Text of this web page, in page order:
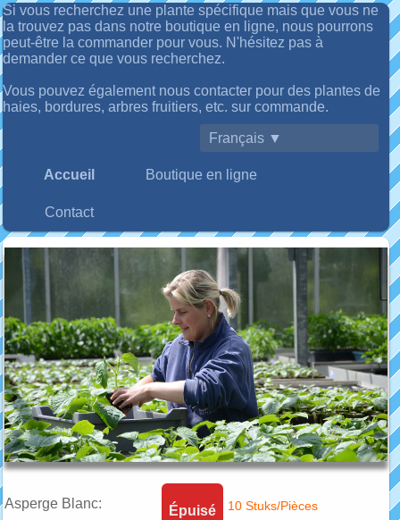
Si vous recherchez une plante spécifique mais que vous ne
la trouvez pas dans notre boutique en ligne, nous pourrons
peut-être la commander pour vous. N'hésitez pas à
demander ce que vous recherchez.
Vous pouvez également nous contacter pour des plantes de
haies, bordures, arbres fruitiers, etc. sur commande.
Français ▼
Accueil Boutique en ligne
Contact
Asperge Blanc: Épuisé 10 Stuks/Pièces